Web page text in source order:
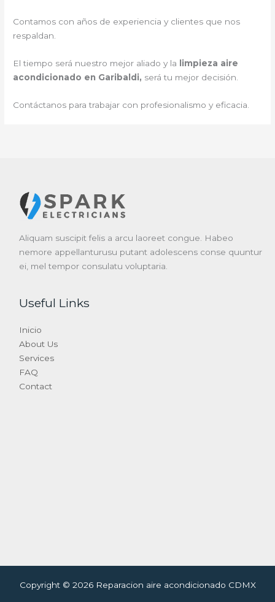
Contamos con años de experiencia y clientes que nos
respaldan.
El tiempo será nuestro mejor aliado y la
limpieza aire
acondicionado en Garibaldi, será tu mejor decisión.
Contáctanos para trabajar con profesionalismo y eficacia.
Aliquam suscipit felis a arcu laoreet congue. Habeo
nemore appellanturusu putant adolescens conse quuntur
ei, mel tempor consulatu voluptaria.
Useful Links
Inicio
About Us
Services
FAQ
Contact
Copyright © 2026 Reparacion aire acondicionado CDMX